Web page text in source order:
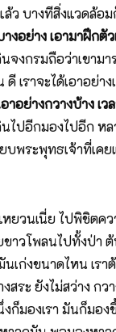
บางทีสิ่งแวดล้อม
งอย่าง เอามาฝึกตัว
นจงกรมถือว่าเขามา
เราจะได้เอาอย่าง
อาอย่างกวางบ้าง เ
ไปอีกมองไปอีก หล
บพระพุทธเจ้าที่เคย
ยวนเนี่ย ไปพิชิตค
าวโพลนไปทั้งป่า
ก่งขนาดไหน เรา
สระ ยังไม่สว่าง ก
งก็มองเรา มันก็มอ